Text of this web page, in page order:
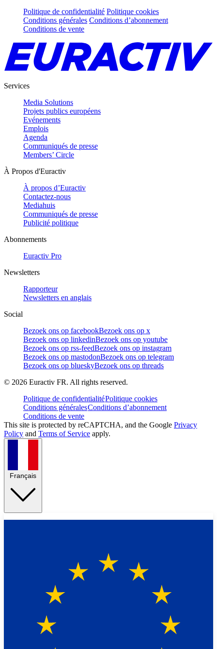
Politique de confidentialité Politique cookies
Conditions générales Conditions d’abonnement
Conditions de vente
Services
Media Solutions
Projets publics européens
Evénements
Emplois
Agenda
Communiqués de presse
Members’ Circle
À Propos d'Euractiv
À propos d’Euractiv
Contactez-nous
Mediahuis
Communiqués de presse
Publicité politique
Abonnements
Euractiv Pro
Newsletters
Rapporteur
Newsletters en anglais
Social
Bezoek ons op facebookBezoek ons op x
Bezoek ons op linkedinBezoek ons op youtube
Bezoek ons op rss-feedBezoek ons op instagram
Bezoek ons op mastodonBezoek ons op telegram
Bezoek ons op blueskyBezoek ons op threads
© 2026 Euractiv FR. All rights reserved.
Politique de confidentialitéPolitique cookies
Conditions généralesConditions d’abonnement
Conditions de vente
This site is protected by reCAPTCHA, and the Google Privacy
Policy and Terms of Service apply.
Français